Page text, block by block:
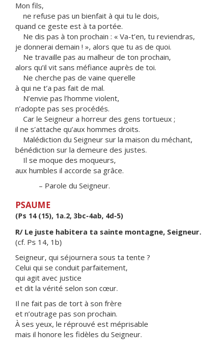
Mon fils,
ne refuse pas un bienfait à qui tu le dois,
quand ce geste est à ta portée.
Ne dis pas à ton prochain : « Va-t’en, tu reviendras,
je donnerai demain ! », alors que tu as de quoi.
Ne travaille pas au malheur de ton prochain,
alors qu’il vit sans méfiance auprès de toi.
Ne cherche pas de vaine querelle
à qui ne t’a pas fait de mal.
N’envie pas l’homme violent,
n’adopte pas ses procédés.
Car le Seigneur a horreur des gens tortueux ;
il ne s’attache qu’aux hommes droits.
Malédiction du Seigneur sur la maison du méchant,
bénédiction sur la demeure des justes.
Il se moque des moqueurs,
aux humbles il accorde sa grâce.
– Parole du Seigneur.
PSAUME
(Ps 14 (15), 1a.2, 3bc-4ab, 4d-5)
R/ Le juste habitera ta sainte montagne, Seigneur.
(cf. Ps 14, 1b)
Seigneur, qui séjournera sous ta tente ?
Celui qui se conduit parfaitement,
qui agit avec justice
et dit la vérité selon son cœur.
Il ne fait pas de tort à son frère
et n’outrage pas son prochain.
À ses yeux, le réprouvé est méprisable
mais il honore les fidèles du Seigneur.